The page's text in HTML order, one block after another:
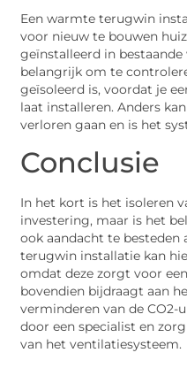
Een warmte terugwin
voor nieuw te bouwen
geïnstalleerd in
belangrijk om te
geïsoleerd is, voordat je
laat installeren. Anders
verloren gaan en is het
Conclusie
In het kort is het isoleren
investering, maar is het
ook aandacht te besteden
terugwin installatie kan
omdat deze zorgt voor
bovendien bijdraagt aan
verminderen van de CO2-
door een specialist en
van het ventilatiesysteem.